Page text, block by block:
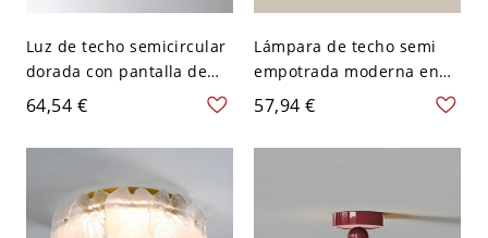
Luz de techo semicircular
dorada con pantalla de
metal para decoración
residencial moderna - 110
A 120 V Flor
64,54 €
Lámpara de techo semi
empotrada moderna en
forma de cuenco de oro
con pantalla de vidrio
esmerilado - 110 A 120 V
57,94 €